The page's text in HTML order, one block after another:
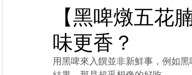
真·識食
【黑啤燉五花
味更香？
用黑啤來入饌並非新鮮事，例如